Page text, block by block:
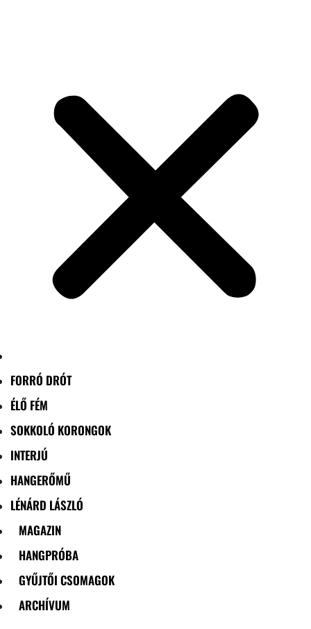
FORRÓ DRÓT
ÉLŐ FÉM
SOKKOLÓ KORONGOK
INTERJÚ
HANGERŐMŰ
LÉNÁRD LÁSZLÓ
MAGAZIN
HANGPRÓBA
GYŰJTŐI CSOMAGOK
ARCHÍVUM